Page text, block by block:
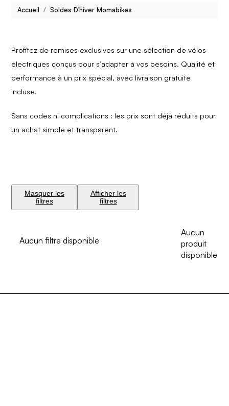
Accueil Soldes D’hiver Momabikes
Profitez de remises exclusives sur une sélection de vélos
électriques conçus pour s’adapter à vos besoins. Qualité et
performance à un prix spécial, avec livraison gratuite
incluse.
Sans codes ni complications : les prix sont déjà réduits pour
un achat simple et transparent.
Masquer les
filtres
Afficher les
filtres
Aucun filtre disponible
Aucun
produit
disponible